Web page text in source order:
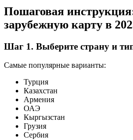
Пошаговая
зарубежную карту в
Шаг 1. Выберите страну и
Самые популярные варианты:
Турция
Казахстан
Армения
ОАЭ
Кыргызстан
Грузия
Сербия